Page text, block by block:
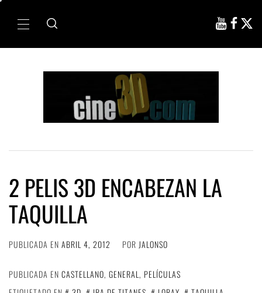
Menú
2 PELIS 3D ENCABEZAN LA
TAQUILLA
PUBLICADA EN ABRIL 4, 2012 POR JALONSO
PUBLICADA EN CASTELLANO, GENERAL, PELÍCULAS